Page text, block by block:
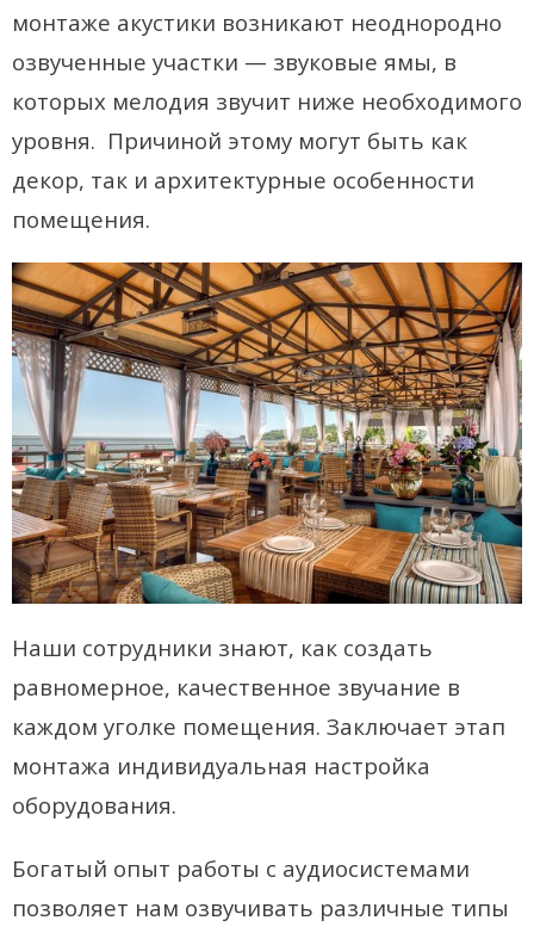
монтаже акустики возникают неоднородно
озвученные участки — звуковые ямы, в
которых мелодия звучит ниже необходимого
уровня. Причиной этому могут быть как
декор, так и архитектурные особенности
помещения.
Наши сотрудники знают, как создать
равномерное, качественное звучание в
каждом уголке помещения. Заключает этап
монтажа индивидуальная настройка
оборудования.
Богатый опыт работы с аудиосистемами
позволяет нам озвучивать различные типы